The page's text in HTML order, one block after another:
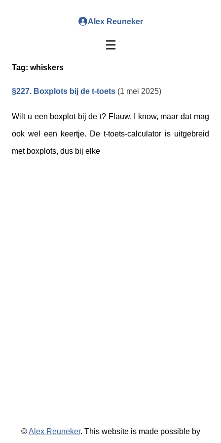
Alex Reuneker
☰
Tag:whiskers
§227. Boxplots bij de t-toets (1 mei 2025)
Wilt u een boxplot bij de t? Flauw, I know, maar dat mag
ook wel een keertje. De t-toets-calculator is uitgebreid
met boxplots, dus bij elke
©Alex Reuneker. This website is made possible by